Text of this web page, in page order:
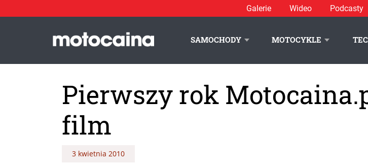
Galerie Wideo Podcasty
SAMOCHODY MOTOCYKLE
Pierwszy rok
film
3 kwietnia 2010